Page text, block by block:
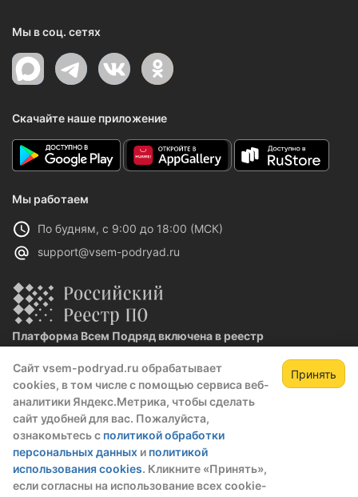
Сайт vsem-podryad.ru обрабатывает
cookies, в том числе с помощью сервиса веб-
аналитики Яндекс.Метрика, чтобы сделать
сайт удобней для вас. Пожалуйста,
ознакомьтесь с политикой обработки
персональных данных и политикой
использования cookies. Кликните «Принять»,
если согласны на использование всех cookie-
Принять
Мы в соц. сетях
Скачайте наше приложение
Мы работаем
По будням, с 9:00 до 18:00 (МСК)
support@vsem-podryad.ru
Платформа Всем Подряд включена в реестр
Реестровая запись №32021 от 06.02.2026
Политика конфиденциальности
О компании